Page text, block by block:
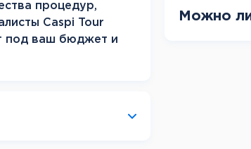
процедур,
Caspi Tour
под ваш бюджет и
Можно ли